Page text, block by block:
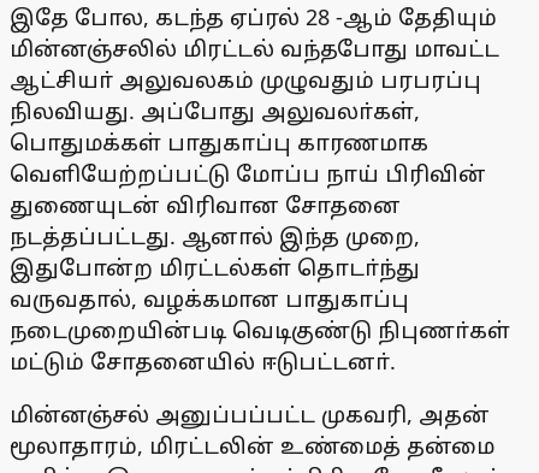
இதே போல, கடந்த ஏப்ரல் 28 -ஆம் தேதியும்
மின்னஞ்சலில் மிரட்டல் வந்தபோது மாவட்ட
ஆட்சியா் அலுவலகம் முழுவதும் பரபரப்பு
நிலவியது. அப்போது அலுவலா்கள்,
பொதுமக்கள் பாதுகாப்பு காரணமாக
வெளியேற்றப்பட்டு மோப்ப நாய் பிரிவின்
துணையுடன் விரிவான சோதனை
நடத்தப்பட்டது. ஆனால் இந்த முறை,
இதுபோன்ற மிரட்டல்கள் தொடா்ந்து
வருவதால், வழக்கமான பாதுகாப்பு
நடைமுறையின்படி வெடிகுண்டு நிபுணா்கள்
மட்டும் சோதனையில் ஈடுபட்டனா்.
மின்னஞ்சல் அனுப்பப்பட்ட முகவரி, அதன்
மூலாதாரம், மிரட்டலின் உண்மைத் தன்மை